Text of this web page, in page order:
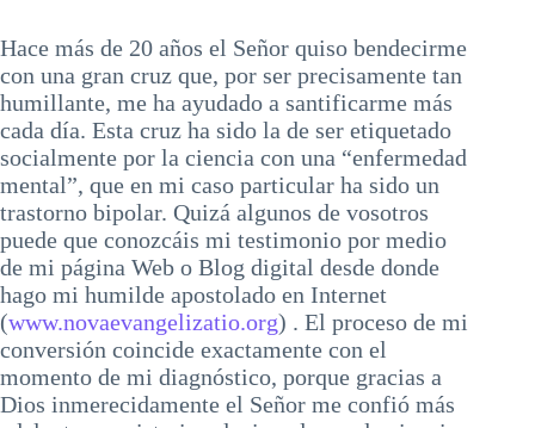
Hace más de 20 años el Señor quiso bendecirme
con una gran cruz que, por ser precisamente tan
humillante, me ha ayudado a santificarme más
cada día. Esta cruz ha sido la de ser etiquetado
socialmente por la ciencia con una “enfermedad
mental”, que en mi caso particular ha sido un
trastorno bipolar. Quizá algunos de vosotros
puede que conozcáis mi testimonio por medio
de mi página Web o Blog digital desde donde
hago mi humilde apostolado en Internet
(www.novaevangelizatio.org) . El proceso de mi
conversión coincide exactamente con el
momento de mi diagnóstico, porque gracias a
Dios inmerecidamente el Señor me confió más